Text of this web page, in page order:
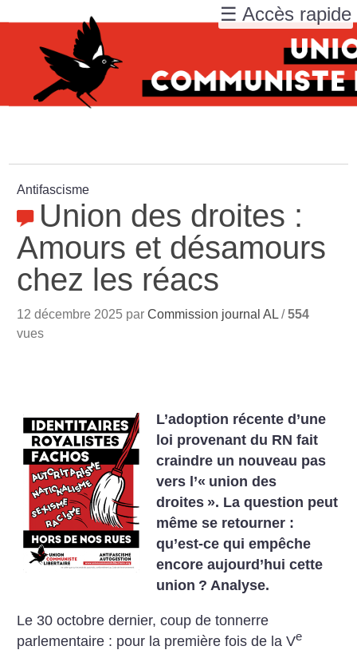
Antifascisme
Union des droites :
Amours et désamours
chez les réacs
12 décembre 2025 parCommission journal AL /554
vues
L’adoption récente d’une
loi provenant du RN fait
craindre un nouveau pas
vers l’« union des
droites ». La question peut
même se retourner :
qu’est-ce qui empêche
encore aujourd’hui cette
union ? Analyse.
Le 30 octobre dernier, coup de tonnerre
parlementaire : pour la première fois de la Ve
☰ Accès rapide